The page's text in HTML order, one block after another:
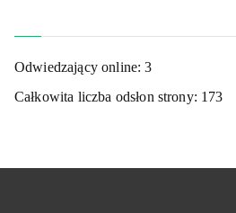
Odwiedzający online:3
Całkowita liczba odsłon strony: 173